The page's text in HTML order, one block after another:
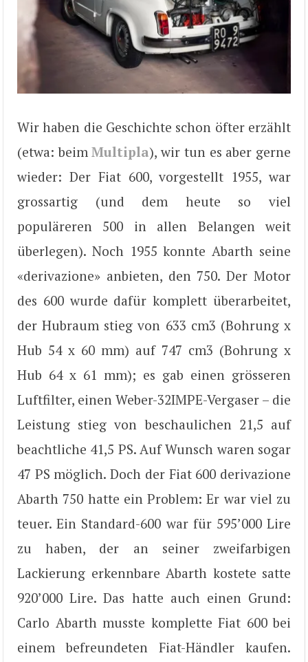
Wir haben die Geschichte schon öfter erzählt
(etwa: beimMultipla), wir tun es aber gerne
wieder: Der Fiat 600, vorgestellt 1955, war
grossartig (und dem heute so viel
populäreren 500 in allen Belangen weit
überlegen). Noch 1955 konnte Abarth seine
«derivazione» anbieten, den 750. Der Motor
des 600 wurde dafür komplett überarbeitet,
der Hubraum stieg von 633 cm3 (Bohrung x
Hub 54 x 60 mm) auf 747 cm3 (Bohrung x
Hub 64 x 61 mm); es gab einen grösseren
Luftfilter, einen Weber-32IMPE-Vergaser – die
Leistung stieg von beschaulichen 21,5 auf
beachtliche 41,5 PS. Auf Wunsch waren sogar
47 PS möglich. Doch der Fiat 600 derivazione
Abarth 750 hatte ein Problem: Er war viel zu
teuer. Ein Standard-600 war für 595’000 Lire
zu haben, der an seiner zweifarbigen
Lackierung erkennbare Abarth kostete satte
920’000 Lire. Das hatte auch einen Grund:
Carlo Abarth musste komplette Fiat 600 bei
einem befreundeten Fiat-Händler kaufen.